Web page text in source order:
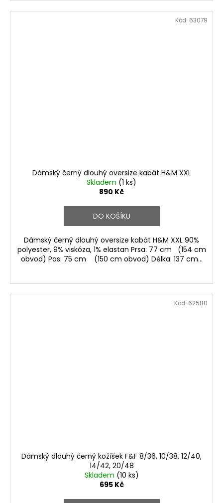
Dámský černý dlouhý oversize kabát H&M XXL
Skladem (1 ks)
890 Kč
DO KOŠÍKU
Dámský černý dlouhý oversize kabát H&M XXL 90%
polyester, 9% viskóza, 1% elastan Prsa: 77 cm (154 cm
obvod) Pas: 75 cm (150 cm obvod) Délka: 137 cm...
Kód: 63079
Dámský dlouhý černý kožíšek F&F 8/36, 10/38, 12/40,
14/42, 20/48
Skladem (10 ks)
695 Kč
Kód: 62580